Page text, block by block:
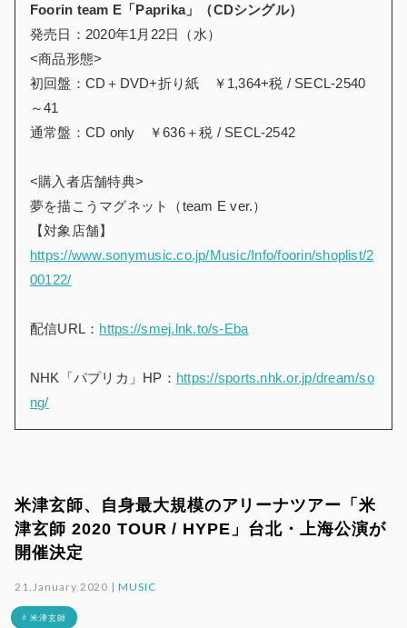
Foorin team E 「Paprika」（CDシングル）
発売日：2020年1月22日（水）
<商品形態>
初回盤：CD＋DVD+折り紙 ￥1,364+税 / SECL-2540
～41
通常盤：CD only ￥636＋税 / SECL-2542
<購入者店舗特典>
夢を描こうマグネット（team E ver.）
【対象店舗】
https://www.sonymusic.co.jp/Music/Info/foorin/shoplist/2
00122/
配信URL： https://smej.lnk.to/s-Eba
NHK「パプリカ」HP： https://sports.nhk.or.jp/dream/so
ng/
米津玄師、自身最大規模のアリーナツアー「米
津玄師 2020 TOUR / HYPE」台北・上海公演が
開催決定
21.January.2020 |MUSIC
# 米津玄師